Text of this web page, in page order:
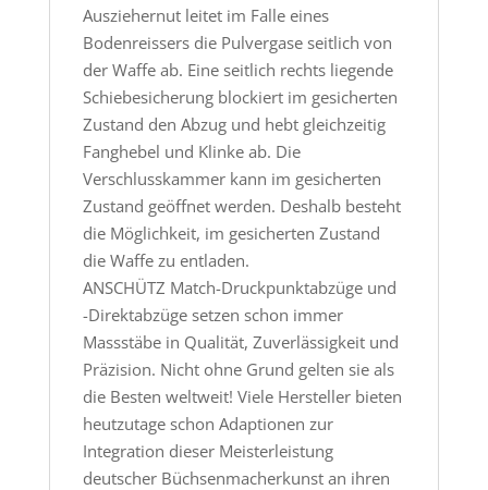
Ausziehernut leitet im Falle eines
Bodenreissers die Pulvergase seitlich von
der Waffe ab. Eine seitlich rechts liegende
Schiebesicherung blockiert im gesicherten
Zustand den Abzug und hebt gleichzeitig
Fanghebel und Klinke ab. Die
Verschlusskammer kann im gesicherten
Zustand geöffnet werden. Deshalb besteht
die Möglichkeit, im gesicherten Zustand
die Waffe zu entladen.
ANSCHÜTZ Match-Druckpunktabzüge und
-Direktabzüge setzen schon immer
Massstäbe in Qualität, Zuverlässigkeit und
Präzision. Nicht ohne Grund gelten sie als
die Besten weltweit! Viele Hersteller bieten
heutzutage schon Adaptionen zur
Integration dieser Meisterleistung
deutscher Büchsenmacherkunst an ihren